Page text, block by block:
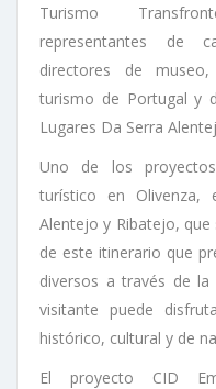
Turismo
representantes de
directores de
turismo de Portugal y
Lugares Da Serra
Uno de los
turístico en Olivenza,
Alentejo y Ribatejo,
de este itinerario que
diversos a través de
visitante puede
histórico, cultural y de
El proyecto CID